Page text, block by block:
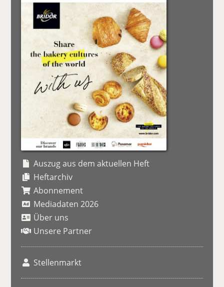
Auszug aus dem aktuellen Heft
Heftarchiv
Abonnement
Mediadaten 2026
Über uns
Unsere Partner
Stellenmarkt